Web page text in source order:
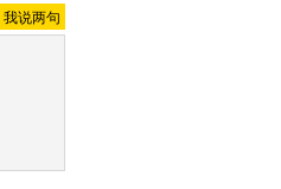
我说两句